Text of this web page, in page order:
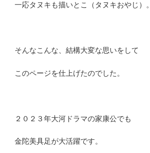
一応タヌキも描いとこ（タヌキおやじ）。
そんなこんな、結構大変な思いをして
このページを仕上げたのでした。
２０２３年大河ドラマの家康公でも
金陀美具足が大活躍です。